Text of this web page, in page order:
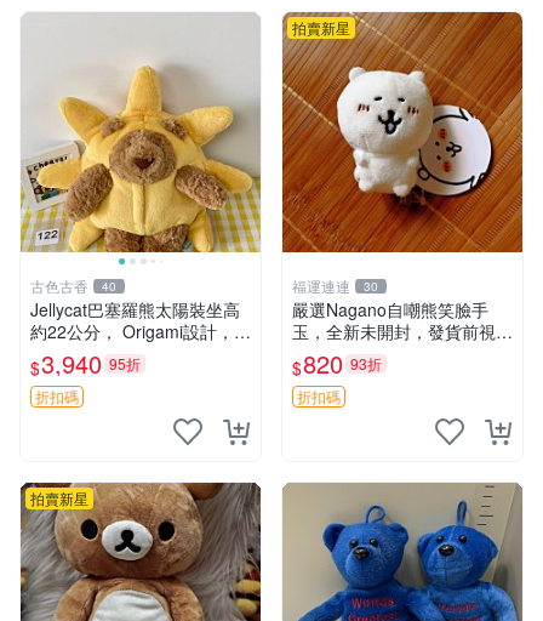
古色古香 40
Jellycat巴塞羅熊太陽裝坐高
約22公分， Origami設計，來
自越南。嚴選 Recommendat
ion！巴塞羅、 Origami熊、J
elly
$3,940 95折
折扣碼
拍賣新星
福運連連 30
嚴選Nagano自嘲熊笑臉手
玉，全新未開封，發貨前視頻
確認，海南 廣西 貴州 嚴選N
agano自嘲熊笑臉手玉，全新
未開封，發貨前視頻確認，四
$820 93折
折扣碼
拍賣新星